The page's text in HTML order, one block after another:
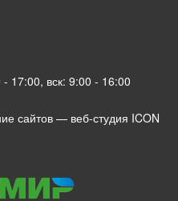
17:00, вск: 9:00 - 16:00
сайтов — веб-студия ICON